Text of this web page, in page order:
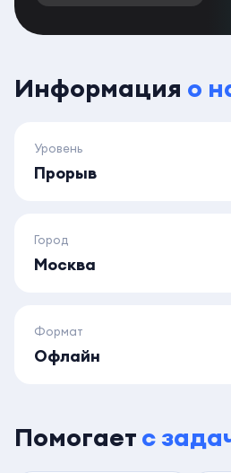
Информация о
Уровень
Прорыв
Город
Москва
Формат
Офлайн
Помогаетс